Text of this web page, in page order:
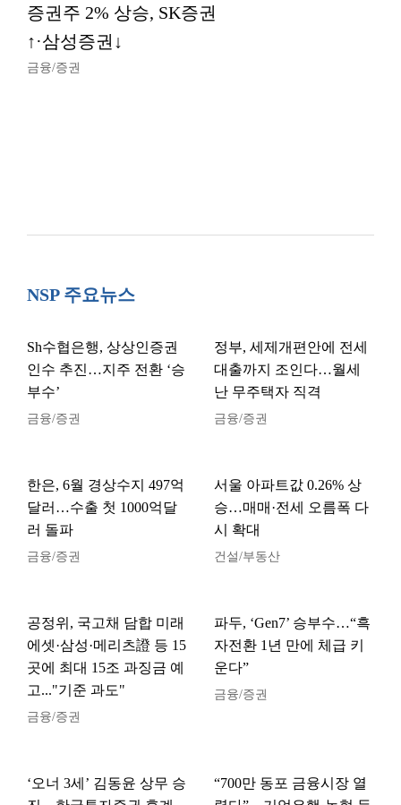
증권주 2% 상승, SK증권
↑·삼성증권↓
금융/증권
NSP 주요뉴스
Sh수협은행, 상상인증권
인수 추진…지주 전환 ‘승
부수’
금융/증권
정부, 세제개편안에 전세
대출까지 조인다…월세
난 무주택자 직격
금융/증권
한은, 6월 경상수지 497억
달러…수출 첫 1000억달
러 돌파
금융/증권
서울 아파트값 0.26% 상
승…매매·전세 오름폭 다
시 확대
건설/부동산
공정위, 국고채 담합 미래
에셋·삼성·메리츠證 등 15
곳에 최대 15조 과징금 예
고..."기준 과도"
금융/증권
파두, ‘Gen7’ 승부수…“흑
자전환 1년 만에 체급 키
운다”
금융/증권
‘오너 3세’ 김동윤 상무 승
“700만 동포 금융시장 열